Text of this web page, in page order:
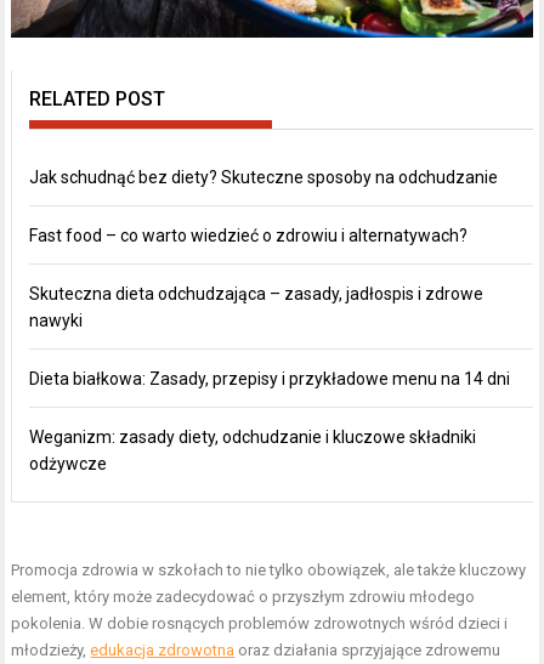
RELATED POST
Jak schudnąć bez diety? Skuteczne sposoby na odchudzanie
Fast food – co warto wiedzieć o zdrowiu i alternatywach?
Skuteczna dieta odchudzająca – zasady, jadłospis i zdrowe
nawyki
Dieta białkowa: Zasady, przepisy i przykładowe menu na 14 dni
Weganizm: zasady diety, odchudzanie i kluczowe składniki
odżywcze
Promocja zdrowia w szkołach to nie tylko obowiązek, ale także kluczowy
element, który może zadecydować o przyszłym zdrowiu młodego
pokolenia. W dobie rosnących problemów zdrowotnych wśród dzieci i
młodzieży,edukacja zdrowotna oraz działania sprzyjające zdrowemu